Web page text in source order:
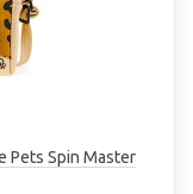
Pets Spin Master